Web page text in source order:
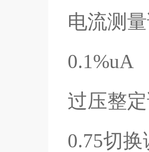
电流测
0.1%uA
过压整
0.75切换